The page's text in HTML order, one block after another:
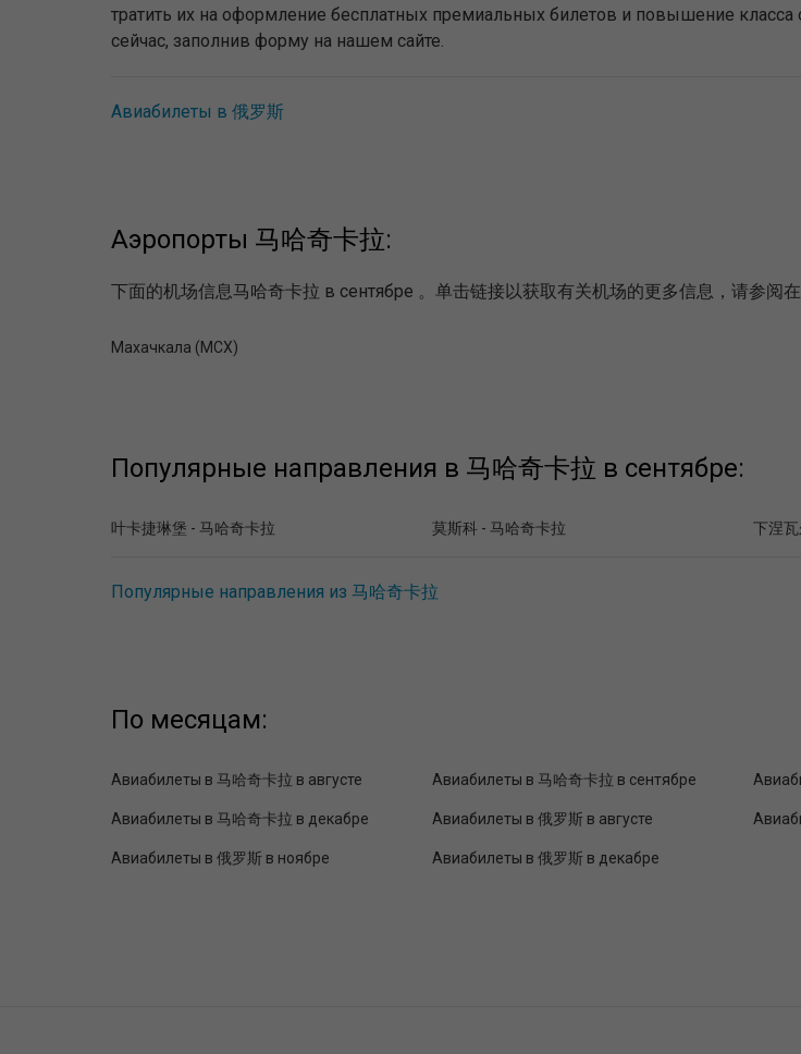
тратить их на оформление бесплатных премиальных билетов и повышение
сейчас, заполнив форму на нашем сайте.
Авиабилеты в 俄罗斯
Аэропорты 马哈奇卡拉:
下面的机场信息马哈奇卡拉 в сентябре 。单击链接以获取有关机场的更多信息，请参阅在
Махачкала (MCX)
Популярные направления в 马哈奇卡拉 в сентябре:
叶卡捷琳堡 - 马哈奇卡拉 莫斯科 - 马哈奇卡拉 下涅
Популярные направления из 马哈奇卡拉
По месяцам:
Авиабилеты в 马哈奇卡拉 в августе Авиабилеты в 马哈奇卡拉 в сентябре
Авиабилеты в 马哈奇卡拉 в декабре Авиабилеты в 俄罗斯 в августе
Авиабилеты в 俄罗斯 в ноябре Авиабилеты в 俄罗斯 в декабре